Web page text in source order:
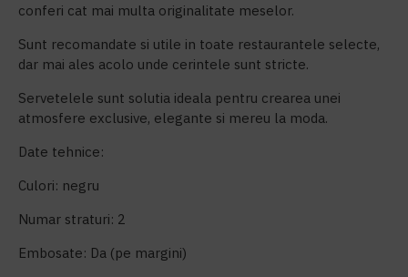
conferi cat mai multa originalitate meselor.
Sunt recomandate si utile in toate restaurantele selecte,
dar mai ales acolo unde cerintele sunt stricte.
Servetelele sunt solutia ideala pentru crearea unei
atmosfere exclusive, elegante si mereu la moda.
Date tehnice:
Culori: negru
Numar straturi: 2
Embosate: Da (pe margini)